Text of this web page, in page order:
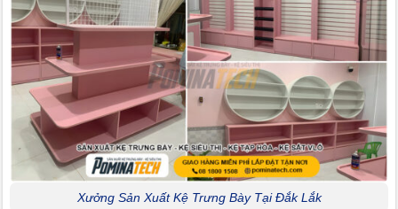
Xưởng Sản Xuất Kệ Trưng Bày Tại Đắk Lắk